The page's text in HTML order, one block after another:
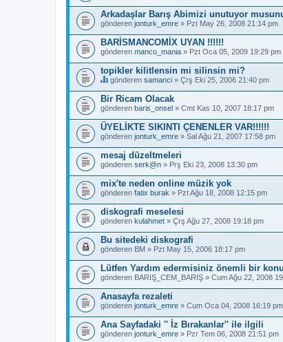
Arkadaşlar Barış Abimizi unutuyor
gönderen jonturk_emre » Pzt May 26, 2008 21:14 pm
BARİSMANCOMİX UYAN !!!!!!
gönderen manco_mania » Pzt Oca 05, 2009 19:29 pm
topikler kilitlensin mi silinsin mi?
B
u
b
a
ş
l
ı
b
r
a
n
k
e
t
e
a
h
i
p
.
gönderen samanci » Çrş Eki 25, 2006 21:40 pm
Bir Ricam Olacak
gönderen baris_onsel » Cmt Kas 10, 2007 18:17 pm
ÜYELİKTE SIKINTI ÇENENLER VAR!!!!!!
gönderen jonturk_emre » Sal Ağu 21, 2007 17:58 pm
mesaj düzeltmeleri
gönderen serk@n » Prş Eki 23, 2008 13:30 pm
mix'te neden online müzik yok
gönderen fatix burak » Pzt Ağu 18, 2008 12:15 pm
diskografi meselesi
gönderen kulahmet » Çrş Ağu 27, 2008 19:18 pm
Bu sitedeki diskografi
gönderen BM » Pzt May 15, 2006 18:17 pm
Lütfen Yardım edermisiniz önemli bir konu
gönderen BARIŞ_CEM_BARIŞ » Cum Ağu 22, 2008
Anasayfa rezaleti
gönderen jonturk_emre » Cum Oca 04, 2008 16:19 pm
Ana Sayfadaki '' İz Bırakanlar'' ile ilgili
gönderen jonturk_emre » Pzr Tem 06, 2008 21:51 pm